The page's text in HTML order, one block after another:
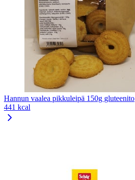
Hannun vaalea pikkuleipä 150g gluteenito
441 kcal